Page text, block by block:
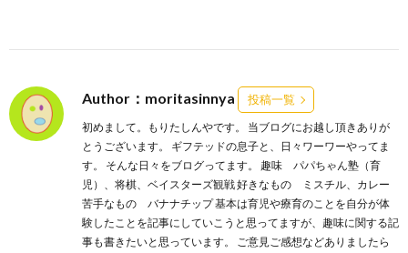
Author：moritasinnya 投稿一覧
初めまして。もりたしんやです。 当ブログにお越し頂きありが
とうございます。 ギフテッドの息子と、日々ワーワーやってま
す。 そんな日々をブログってます。 趣味 パパちゃん塾（育
児）、将棋、ベイスターズ観戦 好きなもの ミスチル、カレー
苦手なもの バナナチップ 基本は育児や療育のことを自分が体
験したことを記事にしていこうと思ってますが、趣味に関する記
事も書きたいと思っています。 ご意見ご感想などありましたら